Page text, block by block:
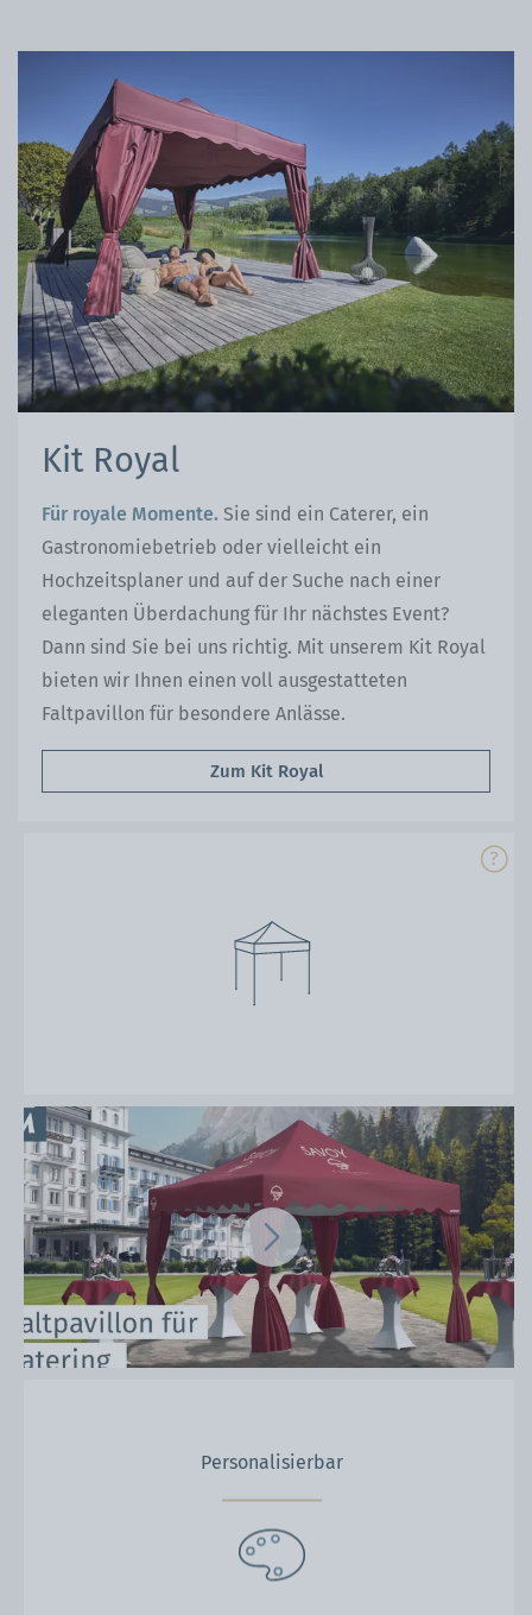
Kit Royal
Für royale Momente. Sie sind ein Caterer, ein
Gastronomiebetrieb oder vielleicht ein
Hochzeitsplaner und auf der Suche nach einer
eleganten Überdachung für Ihr nächstes Event?
Dann sind Sie bei uns richtig. Mit unserem Kit Royal
bieten wir Ihnen einen voll ausgestatteten
Faltpavillon für besondere Anlässe.
Zum Kit Royal
Personalisierbar